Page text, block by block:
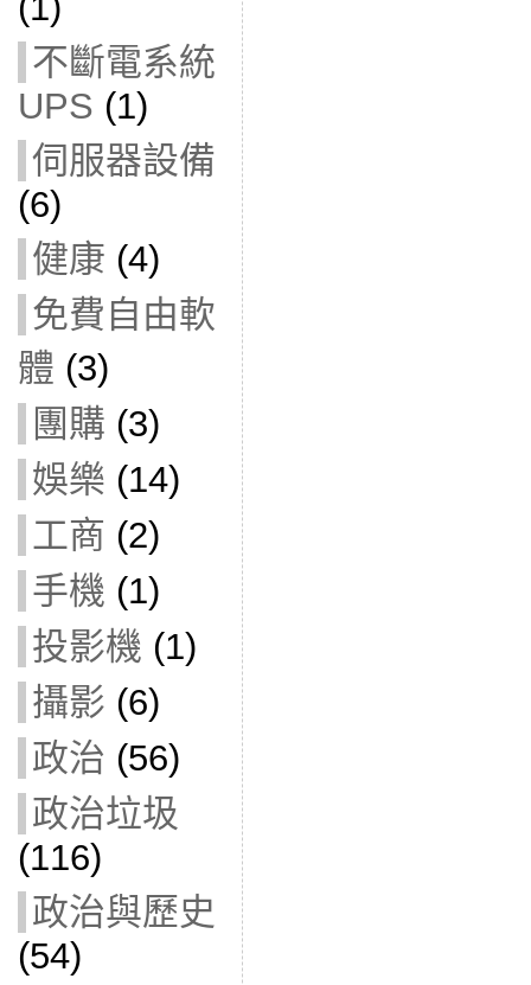
不斷電系統
UPS (1)
伺服器設備
(6)
健康 (4)
免費自由軟
體 (3)
團購 (3)
娛樂 (14)
工商 (2)
手機 (1)
投影機 (1)
攝影 (6)
政治 (56)
政治垃圾
(116)
政治與歷史
(54)